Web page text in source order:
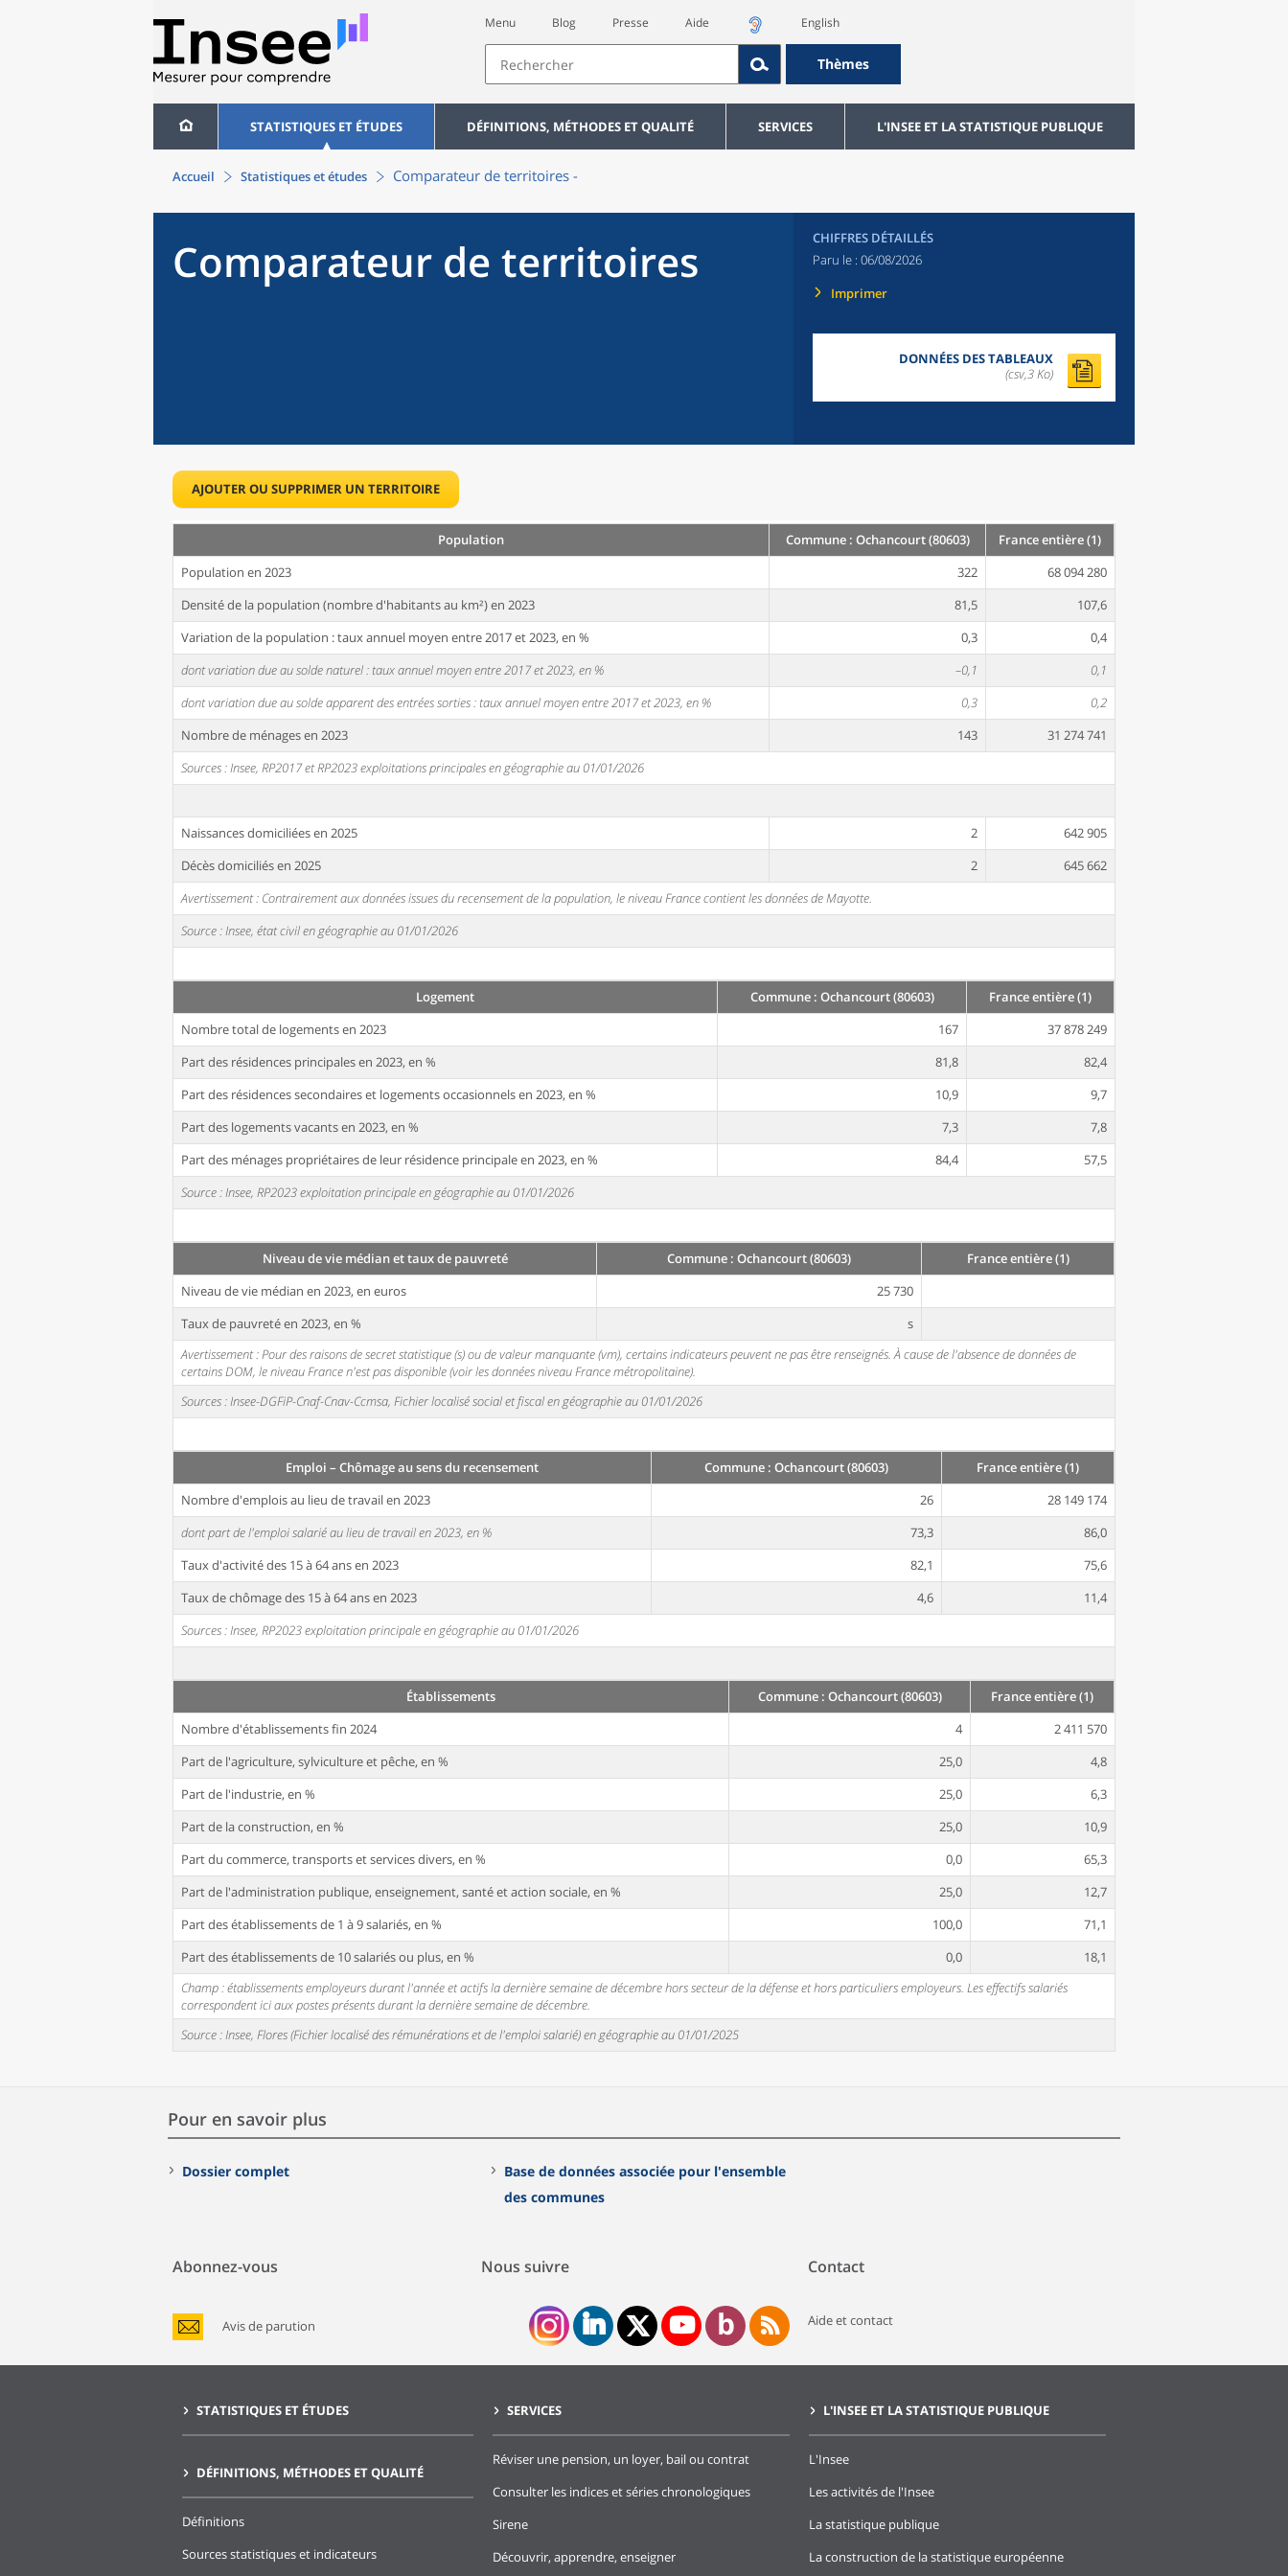
Menu Blog Presse Aide English
Thèmes
STATISTIQUES ET ÉTUDES DÉFINITIONS, MÉTHODES ET QUALITÉ SERVICES L'INSEE ET LA STATISTIQUE PUBLIQUE
Accueil Statistiques et études Comparateur de territoires -
Comparateur de territoires
CHIFFRES DÉTAILLÉS
Paru le : 06/08/2026
Imprimer
DONNÉES DES TABLEAUX
(csv,3 Ko)
AJOUTER OU SUPPRIMER UN TERRITOIRE
Population Commune : Ochancourt (80603)
France entière (1)
Population en 2023
322
68 094 280
Densité de la population (nombre d'habitants au km²) en 2023
81,5
107,6
Variation de la population : taux annuel moyen entre 2017 et 2023, en %
0,3
0,4
dont variation due au solde naturel : taux annuel moyen entre 2017 et 2023, en %
–0,1
0,1
dont variation due au solde apparent des entrées sorties : taux annuel moyen entre 2017 et 2023, en %
0,3
0,2
Nombre de ménages en 2023
143
31 274 741
Sources : Insee, RP2017 et RP2023 exploitations principales en géographie au 01/01/2026
Naissances domiciliées en 2025 2
642 905
Décès domiciliés en 2025
2
645 662
Avertissement : Contrairement aux données issues du recensement de la population, le niveau France contient les données de Mayotte.
Source : Insee, état civil en géographie au 01/01/2026
Logement Commune : Ochancourt (80603)
France entière (1)
Nombre total de logements en 2023
167
37 878 249
Part des résidences principales en 2023, en %
81,8
82,4
Part des résidences secondaires et logements occasionnels en 2023, en %
10,9
9,7
Part des logements vacants en 2023, en %
7,3
7,8
Part des ménages propriétaires de leur résidence principale en 2023, en %
84,4
57,5
Source : Insee, RP2023 exploitation principale en géographie au 01/01/2026
Niveau de vie médian et taux de pauvreté Commune : Ochancourt (80603)
France entière (1)
Niveau de vie médian en 2023, en euros
25 730
Taux de pauvreté en 2023, en %
s
Avertissement : Pour des raisons de secret statistique (s) ou de valeur manquante (vm), certains indicateurs peuvent ne pas être renseignés. À cause de l'absence de données de
certains DOM, le niveau France n'est pas disponible (voir les données niveau France métropolitaine).
Sources : Insee-DGFiP-Cnaf-Cnav-Ccmsa, Fichier localisé social et fiscal en géographie au 01/01/2026
Emploi – Chômage au sens du recensement Commune : Ochancourt (80603)
France entière (1)
Nombre d'emplois au lieu de travail en 2023
26
28 149 174
dont part de l'emploi salarié au lieu de travail en 2023, en %
73,3
86,0
Taux d'activité des 15 à 64 ans en 2023
82,1
75,6
Taux de chômage des 15 à 64 ans en 2023
4,6
11,4
Sources : Insee, RP2023 exploitation principale en géographie au 01/01/2026
Établissements Commune : Ochancourt (80603)
France entière (1)
Nombre d'établissements fin 2024
4
2 411 570
Part de l'agriculture, sylviculture et pêche, en %
25,0
4,8
Part de l'industrie, en %
25,0
6,3
Part de la construction, en %
25,0
10,9
Part du commerce, transports et services divers, en %
0,0
65,3
Part de l'administration publique, enseignement, santé et action sociale, en %
25,0
12,7
Part des établissements de 1 à 9 salariés, en %
100,0
71,1
Part des établissements de 10 salariés ou plus, en %
0,0
18,1
Champ : établissements employeurs durant l'année et actifs la dernière semaine de décembre hors secteur de la défense et hors particuliers employeurs. Les effectifs salariés
correspondent ici aux postes présents durant la dernière semaine de décembre.
Source : Insee, Flores (Fichier localisé des rémunérations et de l'emploi salarié) en géographie au 01/01/2025
Pour en savoir plus
Dossier complet
Base de données associée pour l'ensemble
des communes
Abonnez-vous
Avis de parution
Nous suivre Contact
Aide et contact
STATISTIQUES ET ÉTUDES
DÉFINITIONS, MÉTHODES ET QUALITÉ
Définitions
Sources statistiques et indicateurs
SERVICES
Réviser une pension, un loyer, bail ou contrat
Consulter les indices et séries chronologiques
Sirene
Découvrir, apprendre, enseigner
L'INSEE ET LA STATISTIQUE PUBLIQUE
L'Insee
Les activités de l'Insee
La statistique publique
La construction de la statistique européenne